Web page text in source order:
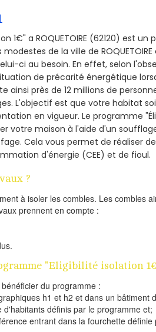
1€" a ROQUETOIRE (62120) est
de la ville de
ci au besoin. En effet, selon
de précarité énergétique
ainsi près de 12 millions de
L'objectif est que votre habitat
en vigueur. Le programme
votre maison à l'aide d'un
Cela vous permet de réaliser
d'énergie (CEE) et de fioul.
?
à isoler les combles. Les combles
prennent en compte :
"Eligibilité isolation
du programme :
h1 et h2 et dans un bâtiment
définis par le programme et;
entrant dans la fourchette définie